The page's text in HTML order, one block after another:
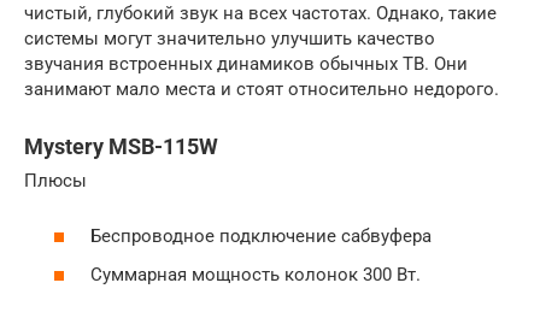
чистый, глубокий звук на всех частотах. Однако, такие
системы могут значительно улучшить качество
звучания встроенных динамиков обычных ТВ. Они
занимают мало места и стоят относительно недорого.
Mystery MSB-115W
Плюсы
Беспроводное подключение сабвуфера
Суммарная мощность колонок 300 Вт.